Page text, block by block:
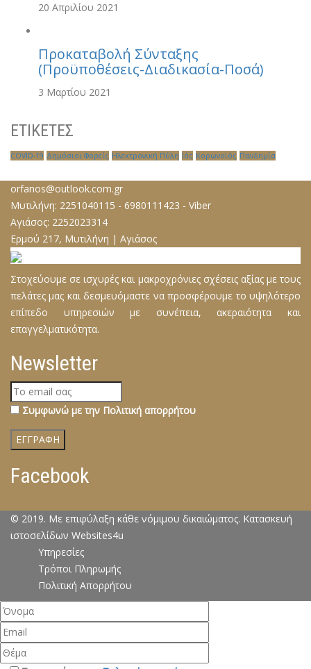
20 Απριλίου 2021
Προκαταβολή Σύνταξης
(Προϋποθέσεις-Διαδικασία-Ποσά)
3 Μαρτίου 2021
ΕΤΙΚΕΤΕΣ
COVID-19 Δημόσιοι Φορείς Ηλεκτρονική Πύλη Ιός Κορωνοϊός Πανδημία
orfanos@outlook.com.gr
Μυτιλήνη: 2251040115 - 6980111423 - Viber
Αγιάσος: 2252023314
Ερμού 217, Μυτιλήνη | Αγιάσος
Στοχεύουμε σε ισχυρές και μακροχρόνιες σχέσεις αξίας µε τους
πελάτες µας και δεσµευόµαστε να προσφέρουμε το υψηλότερο
επίπεδο υπηρεσιών µε συνέπεια, ακεραιότητα και
επαγγελµατικότητα.
Newsletter
Συμφωνώ με την Πολιτική απορρήτου
Facebook
© 2019. Με επιφύλαξη κάθε νόμιμου δικαιώματος. Κατασκευή
ιστοσελίδων Websites4u
Υπηρεσίες
Τρόποι Πληρωμής
Πολιτική Απορρήτου